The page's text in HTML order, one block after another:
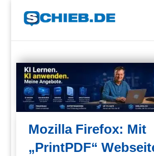
Mozilla Firefox: Mit
„PrintPDF“